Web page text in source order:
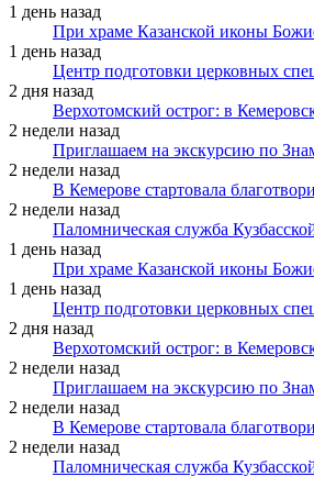
1 день назад
При храме Казанской иконы
1 день назад
Центр подготовки церковных
2 дня назад
Верхотомский острог: в
2 недели назад
Приглашаем на экскурсию по
2 недели назад
В Кемерове стартовала
2 недели назад
Паломническая служба
1 день назад
При храме Казанской иконы
1 день назад
Центр подготовки церковных
2 дня назад
Верхотомский острог: в
2 недели назад
Приглашаем на экскурсию по
2 недели назад
В Кемерове стартовала
2 недели назад
Паломническая служба